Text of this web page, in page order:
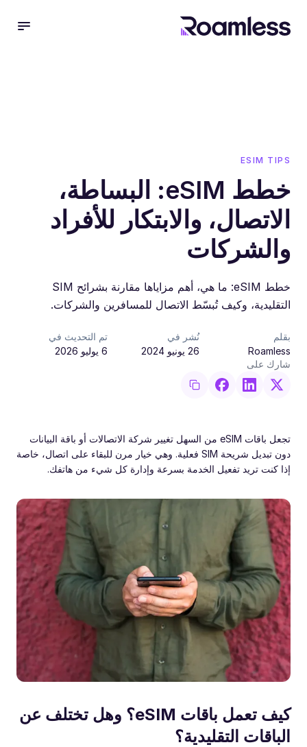
ESIM TIPS
خطط eSIM: البساطة،
الاتصال، والابتكار للأفراد
والشركات
خطط eSIM: ما هي، أهم مزاياها مقارنة بشرائح SIM
التقليدية، وكيف تُبسّط الاتصال للمسافرين والشركات.
بقلم
Roamless
نُشر في
26 يونيو 2024
تم التحديث في
6 يوليو 2026
شارك على
تجعل باقات eSIM من السهل تغيير شركة الاتصالات أو باقة البيانات
دون تبديل شريحة SIM فعلية. وهي خيار مرن للبقاء على اتصال، خاصة
إذا كنت تريد تفعيل الخدمة بسرعة وإدارة كل شيء من هاتفك.
كيف تعمل باقات eSIM؟ وهل تختلف عن
الباقات التقليدية؟